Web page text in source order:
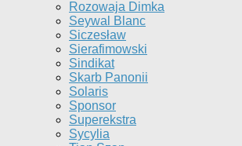
Rozowaja Dimka
Seywal Blanc
Siczesław
Sierafimowski
Sindikat
Skarb Panonii
Solaris
Sponsor
Superekstra
Sycylia